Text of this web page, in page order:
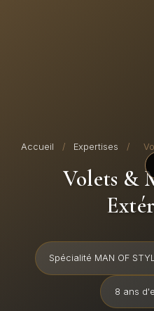
Accueil / Expertises /
Volets &
Spécialité MAN OF
8 ans